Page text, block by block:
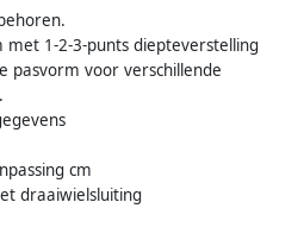
met 1-2-3-punts diepteverstelling
pasvorm voor verschillende
cm
draaiwielsluiting